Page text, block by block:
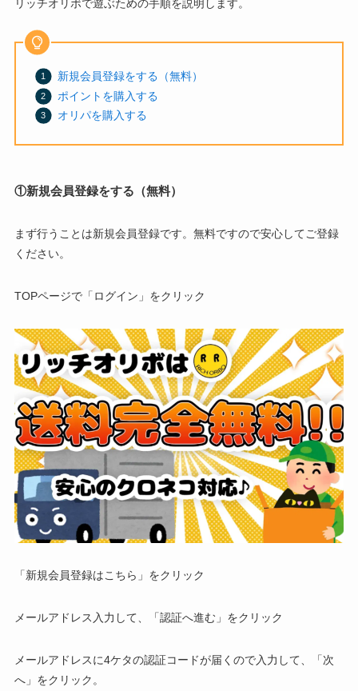
リッチオリボで遊ぶための手順を説明します。
新規会員登録をする（無料）
ポイントを購入する
オリパを購入する
①新規会員登録をする（無料）
まず行うことは新規会員登録です。無料ですので安心してご登録
ください。
TOPページで「ログイン」をクリック
「新規会員登録はこちら」をクリック
メールアドレス入力して、「認証へ進む」をクリック
メールアドレスに4ケタの認証コードが届くので入力して、「次
へ」をクリック。